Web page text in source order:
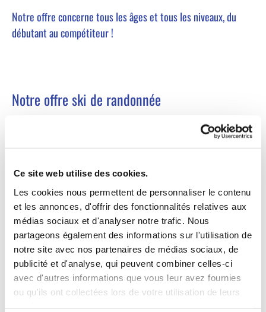
Ce site web utilise des cookies.
Les cookies nous permettent de personnaliser le contenu
et les annonces, d'offrir des fonctionnalités relatives aux
médias sociaux et d'analyser notre trafic. Nous
partageons également des informations sur l'utilisation de
notre site avec nos partenaires de médias sociaux, de
publicité et d'analyse, qui peuvent combiner celles-ci
avec d'autres informations que vous leur avez fournies
ou qu'ils ont collectées lors de votre utilisation de leurs
Notre offre concerne tous les âges et tous les niveaux, du
débutant au compétiteur !
Notre offre ski de randonnée
Nous vous proposons des skis et fixations adaptés à vos
besoins en fonction de vos envies, du ski alpinisme au ski de
Nos techniciens pourront effectuer le montage des
fixations et des peaux.
Par contre, il est également conseillé de s'équiper en matériel
de sécurité :DVA, pelle et sonde!